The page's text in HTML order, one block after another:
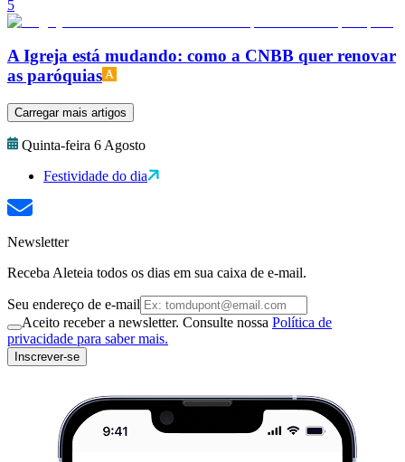
5
A Igreja está mudando: como a CNBB quer renovar
as paróquias
Carregar mais artigos
Quinta-feira 6 Agosto
Festividade do dia
Newsletter
Receba Aleteia todos os dias em sua caixa de e-mail.
Seu endereço de e-mail
Aceito receber a newsletter. Consulte nossa Política de
privacidade para saber mais.
Inscrever-se